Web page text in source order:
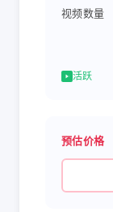
视频数量
活跃
预估价格